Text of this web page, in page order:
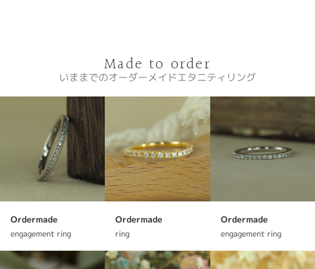
Made to order
いままでのオーダーメイドエタニティリング
Ordermade
engagement ring
Ordermade
ring
Ordermade
engagement ring